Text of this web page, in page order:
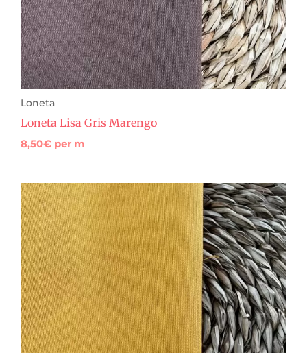
Loneta
Loneta Lisa Gris Marengo
8,50€ per m